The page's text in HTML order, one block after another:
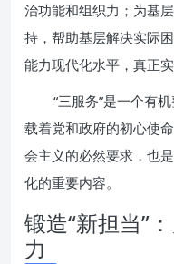
治功能和组织力；为基
持，帮助基层解决实际
能力现代化水平，真正
“三服务”是一个有
载着党和政府的初心使
会主义的必然要求，也
化的重要内容。
锻造“新担当”
力